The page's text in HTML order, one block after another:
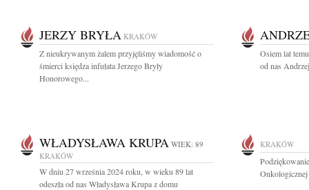
JERZY BRYŁA KRAKÓW
Z nieukrywanym żalem przyjęliśmy wiadomość o
śmierci księdza infułata Jerzego Bryły
Honorowego...
Osiem lat
od nas
WŁADYSŁAWA KRUPA WIEK: 89
KRAKÓW
W dniu 27 września 2024 roku, w wieku 89 lat
odeszła od nas Władysława Krupa z domu
KRAKÓW